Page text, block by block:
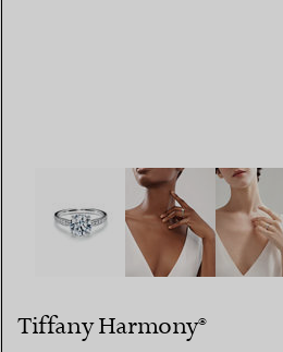
Tiffany Harmony®:Bague de
Tiffany Harmony®